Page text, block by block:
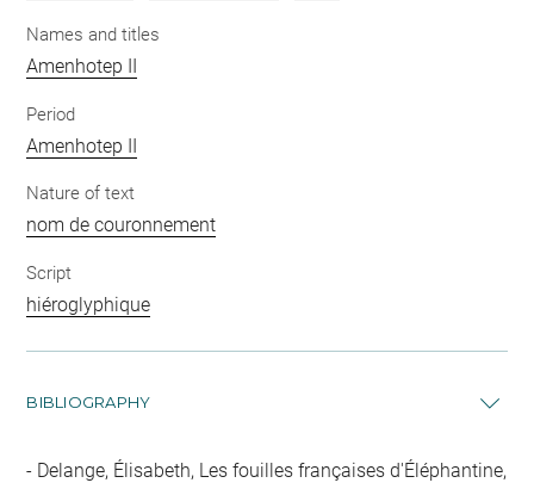
Names and titles
Amenhotep II
Period
Amenhotep II
Nature of text
nom de couronnement
Script
hiéroglyphique
BIBLIOGRAPHY
Delange, Élisabeth, Les fouilles françaises d'Éléphantine,